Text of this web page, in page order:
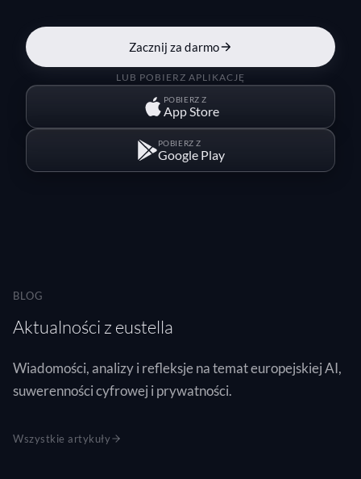
Zacznij za darmo
LUB POBIERZ APLIKACJĘ
POBIERZ Z
App Store
POBIERZ Z
Google Play
BLOG
Aktualności z eustella
Wiadomości, analizy i refleksje na temat europejskiej AI,
suwerenności cyfrowej i prywatności.
Wszystkie artykuły